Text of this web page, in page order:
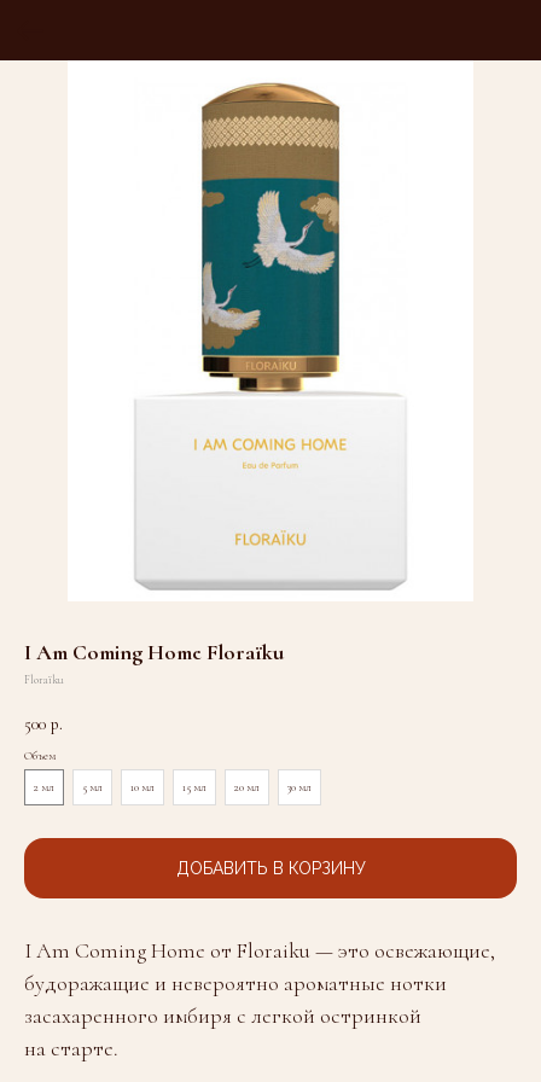
I Am Coming Home Floraïku
Floraïku
500 р.
Объем
2 мл 5 мл 10 мл 15 мл 20 мл 30 мл
ДОБАВИТЬ В КОРЗИНУ
I Am Coming Home от Floraiku — это освежающие,
будоражащие и невероятно ароматные нотки
засахаренного имбиря с легкой остринкой
на старте.